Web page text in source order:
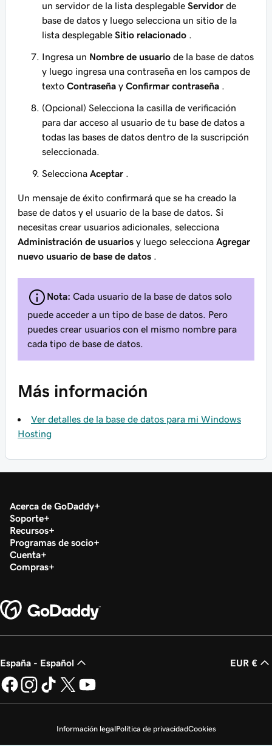
un servidor de la lista desplegable Servidor de
base de datos y luego selecciona un sitio de la
lista desplegable Sitio relacionado
Ingresa un Nombre de usuario de la base de datos
y luego ingresa una contraseña en los campos de
texto Contraseña y Confirmar contraseña
(Opcional) Selecciona la casilla de verificación
para dar acceso al usuario de tu base de datos a
todas las bases de datos dentro de la suscripción
seleccionada.
Selecciona Aceptar
Un mensaje de éxito confirmará que se ha creado la
base de datos y el usuario de la base de datos. Si
necesitas crear usuarios adicionales, selecciona
Administración de usuarios y luego selecciona Agregar
nuevo usuario de base de datos
Nota: Cada usuario de la base de datos solo
puede acceder a un tipo de base de datos. Pero
puedes crear usuarios con el mismo nombre para
cada tipo de base de datos.
Más información
Ver detalles de la base de datos para mi Windows
Hosting
Acerca de GoDaddy
Soporte
Recursos
Programas de socio
Cuenta
Compras
España - Español EUR €
Información legalPolítica de privacidadCookies